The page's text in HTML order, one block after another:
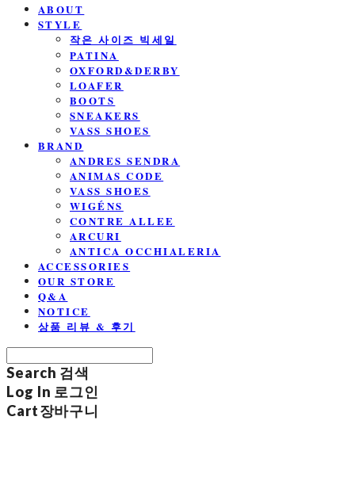
ABOUT
STYLE
작은 사이즈 빅세일
PATINA
OXFORD&DERBY
LOAFER
BOOTS
SNEAKERS
VASS SHOES
BRAND
ANDRES SENDRA
ANIMAS CODE
VASS SHOES
WIGÉNS
CONTRE ALLEE
ARCURI
ANTICA OCCHIALERIA
ACCESSORIES
OUR STORE
Q&A
NOTICE
상품 리뷰 & 후기
Search 검색
Log In 로그인
Cart장바구니